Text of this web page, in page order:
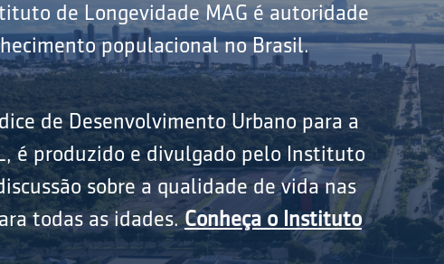
de Longevidade MAG é autoridade
populacional no Brasil.
de Desenvolvimento Urbano para a
é produzido e divulgado pelo Instituto
sobre a qualidade de vida nas
todas as idades.Conheça o Instituto